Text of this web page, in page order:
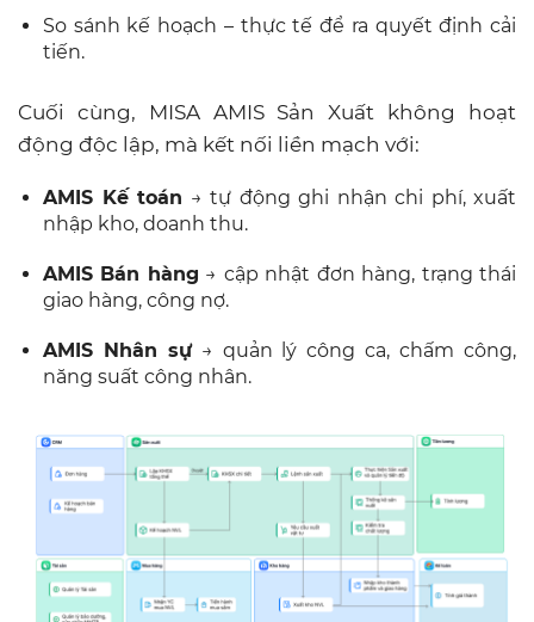
So sánh kế hoạch – thực tế để ra quyết định cải
tiến.
Cuối cùng, MISA AMIS Sản Xuất không hoạt
động độc lập, mà kết nối liền mạch với:
AMIS Kế toán → tự động ghi nhận chi phí, xuất
nhập kho, doanh thu.
AMIS Bán hàng → cập nhật đơn hàng, trạng thái
giao hàng, công nợ.
AMIS Nhân sự→ quản lý công ca, chấm công,
năng suất công nhân.